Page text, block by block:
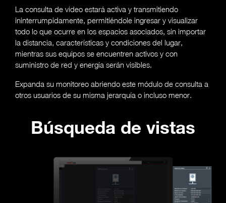
La consulta de video estará activa y transmitiendo
ininterrumpidamente, permitiéndole ingresar y visualizar
todo lo que ocurre en los espacios asociados, sin importar
la distancia, características y condiciones del lugar,
mientras sus equipos se encuentren activos y con
suministro de red y energía serán visibles.
Expanda su monitoreo abriendo este módulo de consulta a
otros usuarios de su misma jerarquía o incluso menor.
Búsqueda de vistas